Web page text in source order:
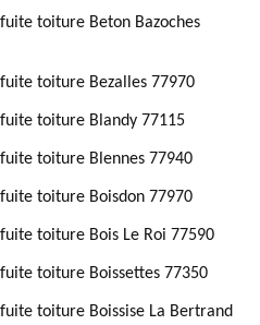
toiture Beton Bazoches
toiture Bezalles 77970
toiture Blandy 77115
toiture Blennes 77940
toiture Boisdon 77970
toiture Bois Le Roi 77590
toiture Boissettes 77350
toiture Boissise La Bertrand